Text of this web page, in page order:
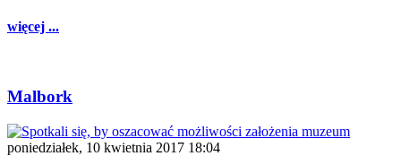
więcej ...
Malbork
poniedziałek, 10 kwietnia 2017 18:04